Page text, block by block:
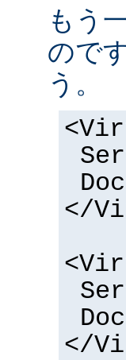
もう
ので
う。
</
</